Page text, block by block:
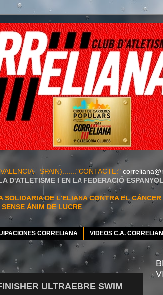
- SPAIN)......."CONTACTE:"
D'ATLETISME I EN LA FEDERACIÓ
SOLIDARIA DE L'ELIANA CONTRA EL
ÀNIM DE LUCRE
CORRELIANA VIDEOS C.A.
ULTRAEBRE SWIM